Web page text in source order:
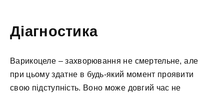
Діагностика
Варикоцеле – захворювання не смертельне, але
при цьому здатне в будь-який момент проявити
свою підступність. Воно може довгий час не